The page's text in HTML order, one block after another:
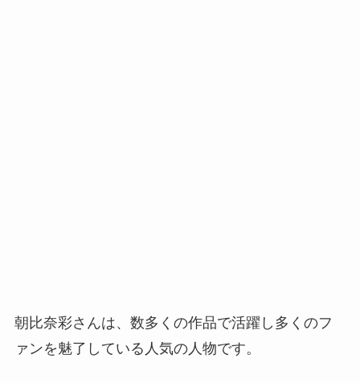
朝比奈彩さんは、数多くの作品で活躍し多くのフ
ァンを魅了している人気の人物です。